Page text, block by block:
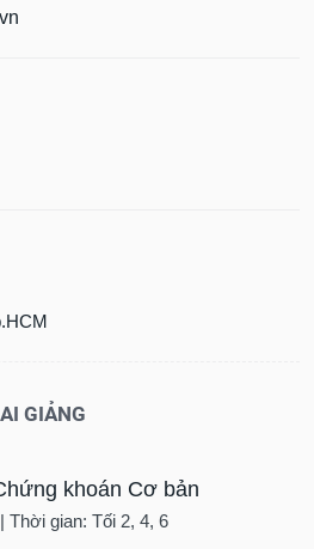
GIẢNG
khoán Cơ bản
Thời gian: Tối 2, 4, 6